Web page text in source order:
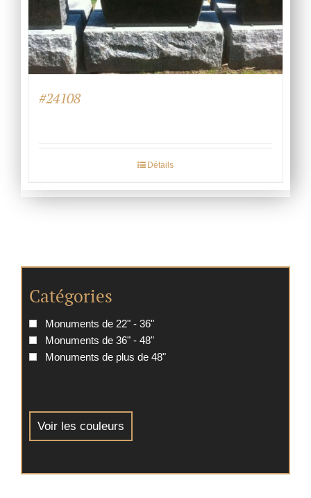
#24108
Détails
Catégories
Monuments de 22" - 36"
Monuments de 36" - 48"
Monuments de plus de 48"
Voir les couleurs